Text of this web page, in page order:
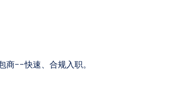
商--快速、合规入职。